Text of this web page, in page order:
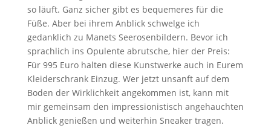
so läuft. Ganz sicher gibt es bequemeres für die
Füße. Aber bei ihrem Anblick schwelge ich
gedanklich zu Manets Seerosenbildern. Bevor ich
sprachlich ins Opulente abrutsche, hier der Preis:
Für 995 Euro halten diese Kunstwerke auch in Eurem
Kleiderschrank Einzug. Wer jetzt unsanft auf dem
Boden der Wirklichkeit angekommen ist, kann mit
mir gemeinsam den impressionistisch angehauchten
Anblick genießen und weiterhin Sneaker tragen.